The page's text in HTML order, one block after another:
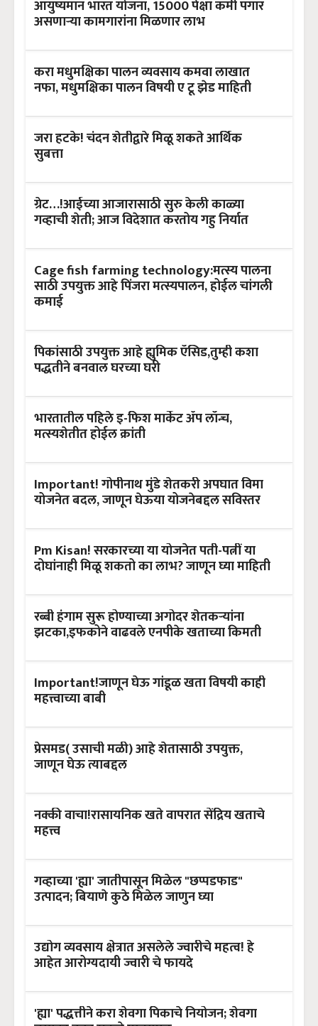
आयुष्यमान भारत योजना, 15000 पेक्षा कमी पगार
असणाऱ्या कामगारांना मिळणार लाभ
करा मधुमक्षिका पालन व्यवसाय कमवा लाखात
नफा, मधुमक्षिका पालन विषयी ए टू झेड माहिती
जरा हटके! चंदन शेतीद्वारे मिळू शकते आर्थिक
सुबत्ता
ग्रेट…!आईच्या आजारासाठी सुरु केली काळ्या
गव्हाची शेती; आज विदेशात करतोय गहु निर्यात
Cage fish farming technology:मत्स्य पालना
साठी उपयुक्त आहे पिंजरा मत्स्यपालन, होईल चांगली
कमाई
पिकांसाठी उपयुक्त आहे ह्युमिक ऍसिड,तुम्ही कशा
पद्धतीने बनवाल घरच्या घरी
भारतातील पहिले इ-फिश मार्केट ॲप लॉन्च,
मत्स्यशेतीत होईल क्रांती
Important! गोपीनाथ मुंडे शेतकरी अपघात विमा
योजनेत बदल, जाणून घेऊया योजनेबद्दल सविस्तर
Pm Kisan! सरकारच्या या योजनेत पती-पत्नीं या
दोघांनाही मिळू शकतो का लाभ? जाणून घ्या माहिती
रब्बी हंगाम सुरू होण्याच्या अगोदर शेतकऱ्यांना
झटका,इफकोने वाढवले एनपीके खताच्या किमती
Important!जाणून घेऊ गांडूळ खता विषयी काही
महत्त्वाच्या बाबी
प्रेसमड( उसाची मळी) आहे शेतासाठी उपयुक्त,
जाणून घेऊ त्याबद्दल
नक्की वाचा!रासायनिक खते वापरात सेंद्रिय खताचे
महत्त्व
गव्हाच्या 'ह्या' जातीपासून मिळेल "छप्पडफाड"
उत्पादन; बियाणे कुठे मिळेल जाणुन घ्या
उद्योग व्यवसाय क्षेत्रात असलेले ज्वारीचे महत्व! हे
आहेत आरोग्यदायी ज्वारी चे फायदे
'ह्या' पद्धत्तीने करा शेवगा पिकाचे नियोजन; शेवगा